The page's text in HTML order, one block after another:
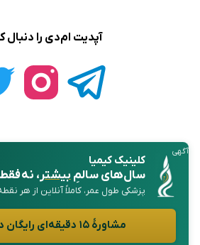
آپدیت ام‌دی را دنبال
آگهی
کلینیک کیمیا
سال‌های سالمِبیشتر، نه
پزشکی طول عمر، کاملاً آنلاین از هر
مشاورهٔ ۱۵ دقیقه‌ای رایگان در واتساپ